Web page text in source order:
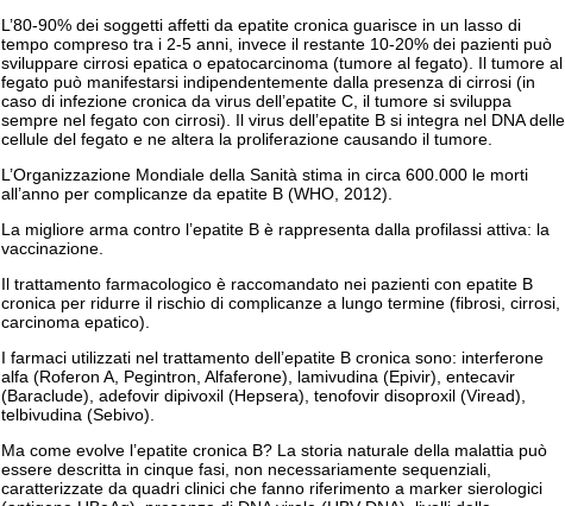
L’80-90% dei soggetti affetti da epatite cronica guarisce in un lasso di
tempo compreso tra i 2-5 anni, invece il restante 10-20% dei pazienti può
sviluppare cirrosi epatica o epatocarcinoma (tumore al fegato). Il tumore al
fegato può manifestarsi indipendentemente dalla presenza di cirrosi (in
caso di infezione cronica da virus dell’epatite C, il tumore si sviluppa
sempre nel fegato con cirrosi). Il virus dell’epatite B si integra nel DNA delle
cellule del fegato e ne altera la proliferazione causando il tumore.
L’Organizzazione Mondiale della Sanità stima in circa 600.000 le morti
all’anno per complicanze da epatite B (WHO, 2012).
La migliore arma contro l’epatite B è rappresenta dalla profilassi attiva: la
vaccinazione.
Il trattamento farmacologico è raccomandato nei pazienti con epatite B
cronica per ridurre il rischio di complicanze a lungo termine (fibrosi, cirrosi,
carcinoma epatico).
I farmaci utilizzati nel trattamento dell’epatite B cronica sono: interferone
alfa (Roferon A, Pegintron, Alfaferone), lamivudina (Epivir), entecavir
(Baraclude), adefovir dipivoxil (Hepsera), tenofovir disoproxil (Viread),
telbivudina (Sebivo).
Ma come evolve l’epatite cronica B? La storia naturale della malattia può
essere descritta in cinque fasi, non necessariamente sequenziali,
caratterizzate da quadri clinici che fanno riferimento a marker sierologici